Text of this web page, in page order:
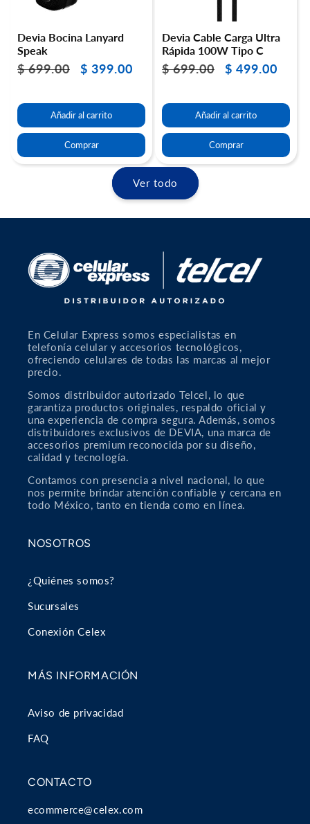
Devia Bocina Lanyard
Speak
Precio
$ 699.00
Precio
oferta
$ 399.00
Añadir al carrito
Comprar
Devia Cable Carga Ultra
Rápida 100W Tipo C
Precio
$ 699.00
Precio
oferta
$ 499.00
Añadir al carrito
Comprar
Ver todo
En Celular Express somos especialistas en
telefonía celular y accesorios tecnológicos,
ofreciendo celulares de todas las marcas al mejor
precio.
Somos distribuidor autorizado Telcel, lo que
garantiza productos originales, respaldo oficial y
una experiencia de compra segura. Además, somos
distribuidores exclusivos de DEVIA, una marca de
accesorios premium reconocida por su diseño,
calidad y tecnología.
Contamos con presencia a nivel nacional, lo que
nos permite brindar atención confiable y cercana en
todo México, tanto en tienda como en línea.
NOSOTROS
¿Quiénes somos?
Sucursales
Conexión Celex
MÁS INFORMACIÓN
Aviso de privacidad
FAQ
CONTACTO
ecommerce@celex.com